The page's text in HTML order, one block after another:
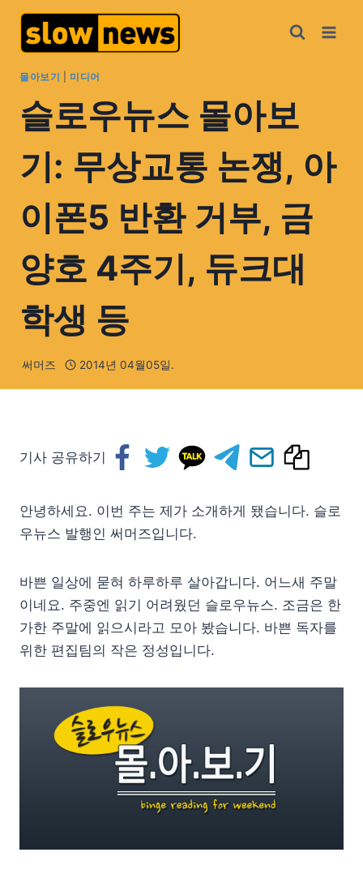
몰아보기 미디어
슬로우뉴스 몰아보
기: 무상교통 논쟁, 아
이폰5 반환 거부, 금
양호 4주기, 듀크대
학생 등
써머즈 2014년 04월05일.
기사 공유하기
안녕하세요. 이번 주는 제가 소개하게 됐습니다. 슬로
우뉴스 발행인 써머즈입니다.
바쁜 일상에 묻혀 하루하루 살아갑니다. 어느새 주말
이네요. 주중엔 읽기 어려웠던 슬로우뉴스. 조금은 한
가한 주말에 읽으시라고 모아 봤습니다. 바쁜 독자를
위한 편집팀의 작은 정성입니다.